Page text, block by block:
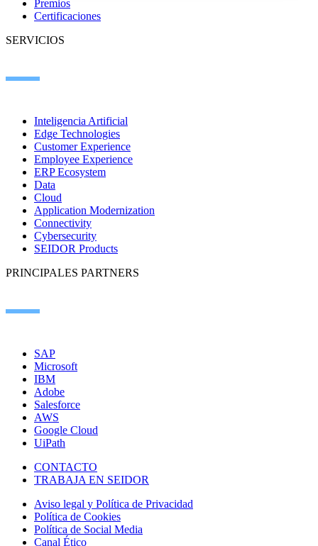
Premios
Certificaciones
SERVICIOS
Inteligencia Artificial
Edge Technologies
Customer Experience
Employee Experience
ERP Ecosystem
Data
Cloud
Application Modernization
Connectivity
Cybersecurity
SEIDOR Products
PRINCIPALES PARTNERS
SAP
Microsoft
IBM
Adobe
Salesforce
AWS
Google Cloud
UiPath
CONTACTO
TRABAJA EN SEIDOR
Aviso legal y Política de Privacidad
Política de Cookies
Política de Social Media
Canal Ético